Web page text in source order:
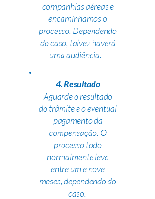
companhias aéreas e
encaminhamos o
processo. Dependendo
do caso, talvez haverá
uma audiência.
4. Resultado
Aguarde o resultado
do trâmite e o eventual
pagamento da
compensação. O
processo todo
normalmente leva
entre um e nove
meses, dependendo do
caso.